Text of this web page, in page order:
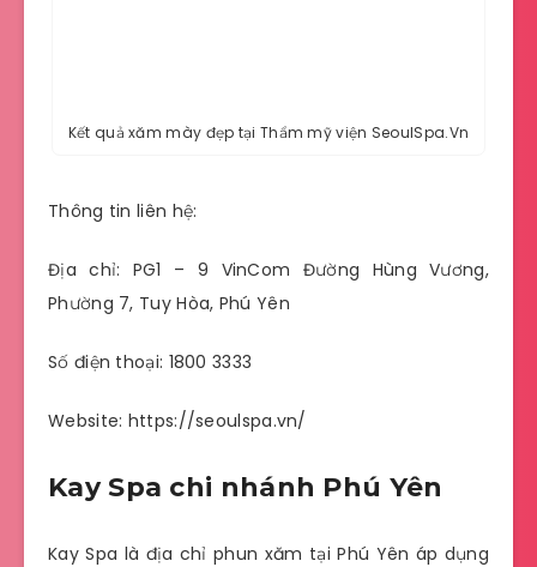
Kết quả xăm mày đẹp tại Thẩm mỹ viện SeoulSpa.Vn
Thông tin liên hệ:
Địa chỉ: PG1 – 9 VinCom Đường Hùng Vương,
Phường 7, Tuy Hòa, Phú Yên
Số điện thoại: 1800 3333
Website: https://seoulspa.vn/
Kay Spa chi nhánh Phú Yên
Kay Spa là địa chỉ phun xăm tại Phú Yên áp dụng